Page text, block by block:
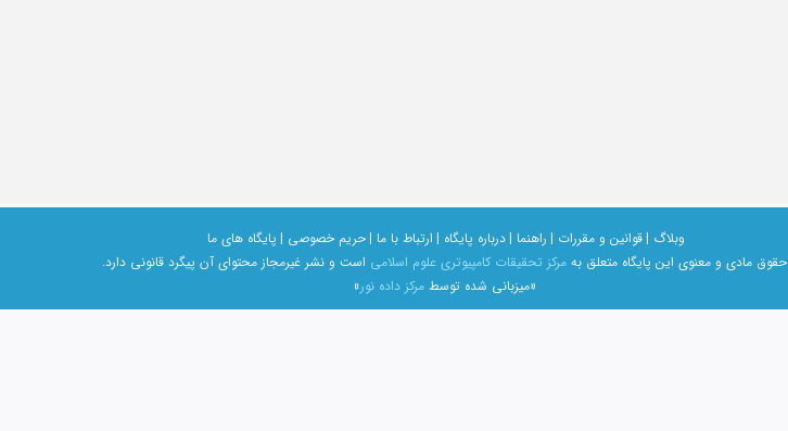
وبلاگ |قوانین و مقررات | راهنما |درباره پایگاه | ارتباط با ما |حریم خصوصی | پایگاه های ما
حقوق مادی و معنوی اين پايگاه متعلق به مرکز تحقیقات کامپیوتری علوم اسلامی است و نشر غیرمجاز محتوای آن پیگرد قانونی دارد.
«میزبانی شده توسطمرکز داده نور»